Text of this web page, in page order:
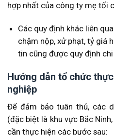
hợp nhất của công ty mẹ tối
Các quy định khác liên
chậm nộp, xử phạt, tỷ giá
tin cũng được quy định
Hướng dẫn tổ chức
nghiệp
Để đảm bảo tuân thủ, các
(đặc biệt là khu vực Bắc
cần thực hiện các bước sau: